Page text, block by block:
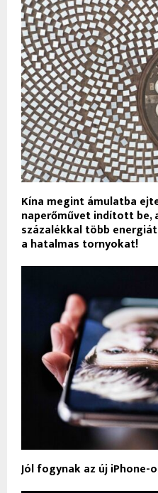
Kína megint ámulatba
naperőművet indított be,
százalékkal több
a hatalmas tornyokat!
Jól fogynak az új iPhone-